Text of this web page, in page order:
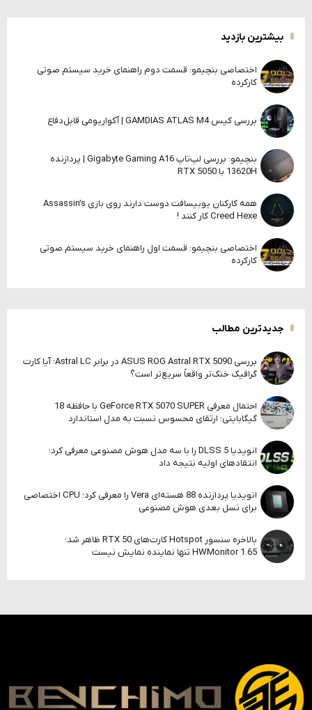
بیشترین بازدید
اختصاصی بنچیمو: قسمت دوم راهنمای خرید سیستم صوتی
کارکرده
بررسی کیس GAMDIAS ATLAS M4 | آکواریومی قابل‌دفاع
بنچیمو: بررسی لپ‌تاپ Gigabyte Gaming A16 | پردازنده
13620H با RTX 5050
همه کارکنان یوبیسافت دوست دارند روی بازی Assassin’s
Creed Hexe کار کنند !
اختصاصی بنچیمو: قسمت اول راهنمای خرید سیستم صوتی
کارکرده
جدیدترین مطالب
بررسی ASUS ROG Astral RTX 5090 در برابر Astral LC؛ آیا کارت
گرافیک خنک‌تر واقعاً سریع‌تر است؟
احتمال معرفی GeForce RTX 5070 SUPER با حافظه 18
گیگابایتی؛ ارتقای محسوس نسبت به مدل استاندارد
انویدیا DLSS 5 را با سه مدل هوش مصنوعی معرفی کرد؛
انتقادهای اولیه نتیجه داد
انویدیا پردازنده 88 هسته‌ای Vera را معرفی کرد؛ CPU اختصاصی
برای نسل بعدی هوش مصنوعی
بالاخره سنسور Hotspot کارت‌های RTX 50 ظاهر شد؛
HWMonitor 1.65 تنها نماینده نمایش نیست